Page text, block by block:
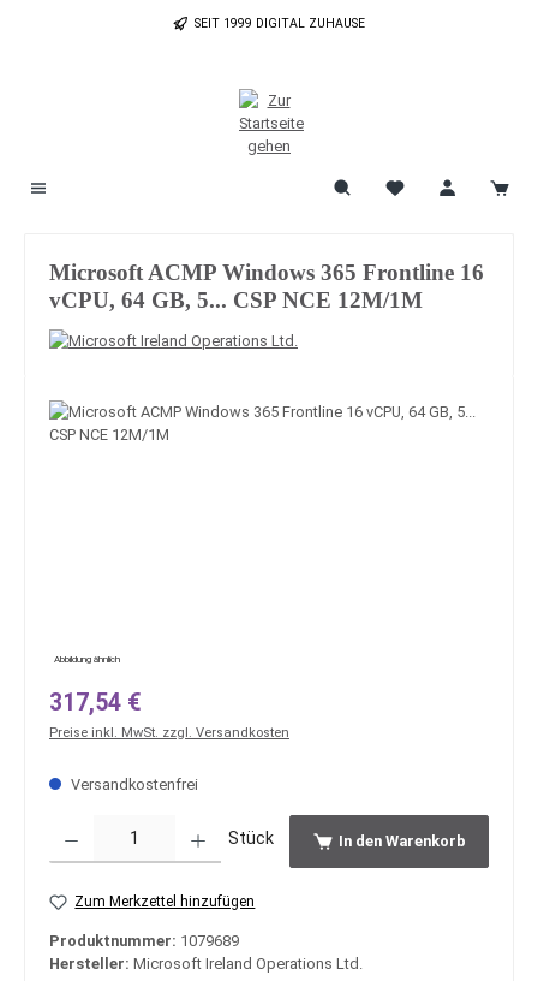
Zum Hauptinhalt springen SEIT 1999 DIGITAL ZUHAUSE
Microsoft ACMP Windows 365 Frontline 16
vCPU, 64 GB, 5... CSP NCE 12M/1M
Bildergalerie überspringen
Abbildung ähnlich
Regulärer Preis:
317,54 €
Preise inkl. MwSt. zzgl. Versandkosten
Versandkostenfrei
Stück In den Warenkorb
Zum Merkzettel hinzufügen
Produktnummer: 1079689
Hersteller: Microsoft Ireland Operations Ltd.